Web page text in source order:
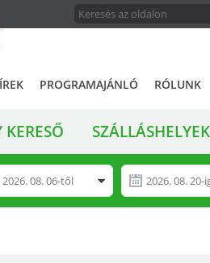
PROGRAMAJÁNLÓ RÓLUNK
SZÁLLÁSHELYEK